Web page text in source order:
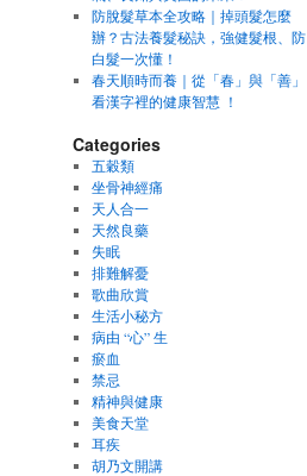
防脫髮草本全攻略｜掉頭髮怎麼
辦？古法養髮秘訣，強健髮根、防
白髮一次懂！
春天順時而養｜從「春」與「善」
看漢字裡的健康智慧 ！
Categories
五穀類
坐骨神經痛
天人合一
天然良藥
失眠
排難解憂
歌曲欣賞
生活小秘方
病由 “心” 生
瘀血
禁忌
精神與健康
美食天堂
耳疾
胡乃文開講